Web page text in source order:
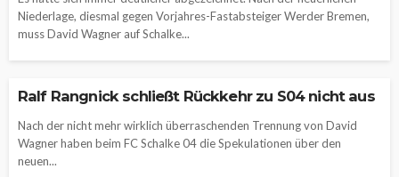
Niederlage, diesmal gegen Vorjahres-Fastabsteiger Werder Bremen,
muss David Wagner auf Schalke...
Ralf Rangnick schließt Rückkehr zu S04 nicht aus
Nach der nicht mehr wirklich überraschenden Trennung von David
Wagner haben beim FC Schalke 04 die Spekulationen über den
neuen...